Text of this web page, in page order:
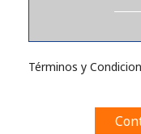
estosTérminos y
Términos y